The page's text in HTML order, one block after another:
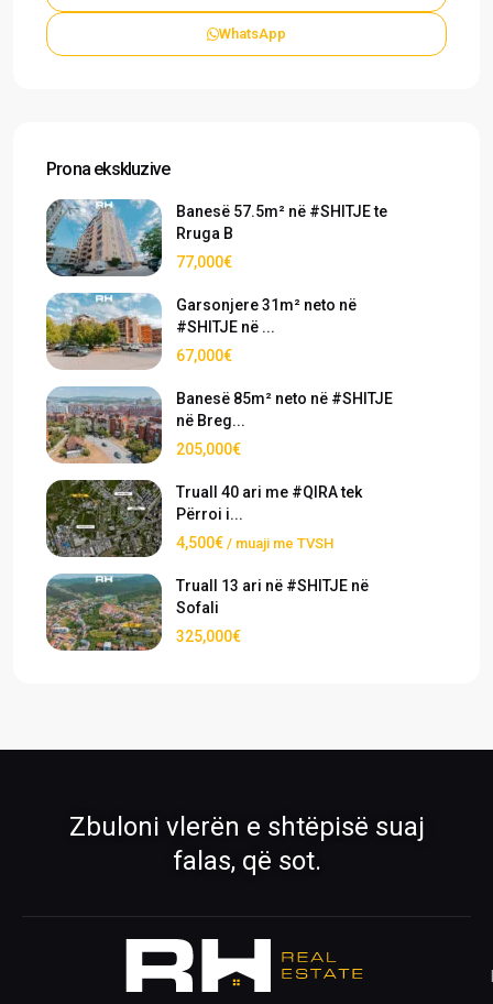
WhatsApp
Prona ekskluzive
Banesë 57.5m² në #SHITJE te
Rruga B
77,000€
Garsonjere 31m² neto në
#SHITJE në ...
67,000€
Banesë 85m² neto në #SHITJE
në Breg...
205,000€
Truall 40 ari me #QIRA tek
Përroi i...
4,500€ / muaji me TVSH
Truall 13 ari në #SHITJE në
Sofali
325,000€
Zbuloni vlerën e shtëpisë suaj
falas, që sot.
Estate
Mëso më shumë për ekipin tonë
Kontakti
Na kontaktoni për çdo pyetje
Krijo kërkesë